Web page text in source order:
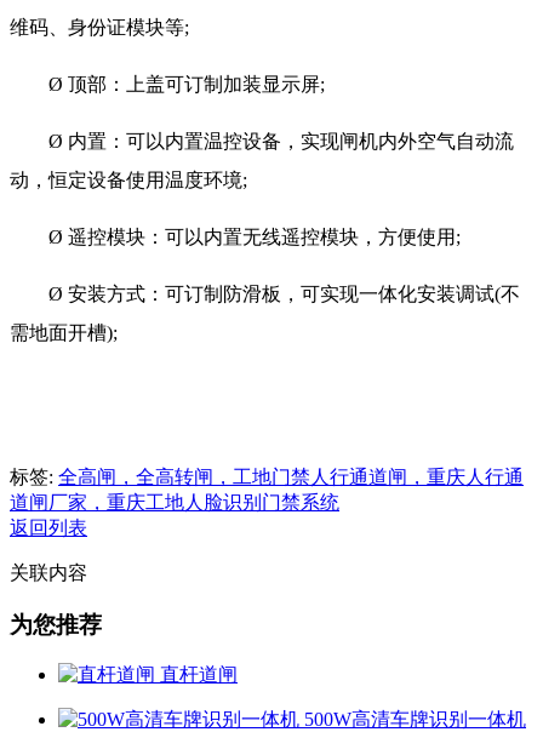
维码、身份证模块等;
Ø 顶部：上盖可订制加装显示屏;
Ø 内置：可以内置温控设备，实现闸机内外空气自动流
动，恒定设备使用温度环境;
Ø 遥控模块：可以内置无线遥控模块，方便使用;
Ø 安装方式：可订制防滑板，可实现一体化安装调试(不
需地面开槽);
标签: 全高闸，全高转闸，工地门禁人行通道闸，重庆人行通
道闸厂家，重庆工地人脸识别门禁系统
返回列表
关联内容
为您推荐
直杆道闸
500W高清车牌识别一体机